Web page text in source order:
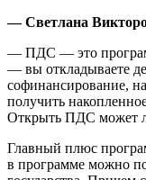
— Светлана
— ПДС — это
— вы откладываете
софинансирование,
получить
Открыть ПДС может
Главный плюс
в программе можно